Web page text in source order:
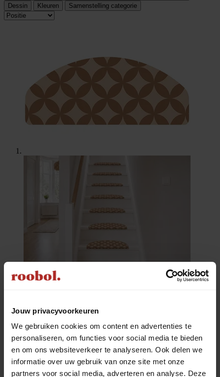
Jouw privacyvoorkeuren
We gebruiken cookies om content en advertenties te
personaliseren, om functies voor social media te bieden
en om ons websiteverkeer te analyseren. Ook delen we
informatie over uw gebruik van onze site met onze
partners voor social media, adverteren en analyse. Deze
Dessin
Kleuren Samenstelling categorie
€ 159,95
prijs per doos